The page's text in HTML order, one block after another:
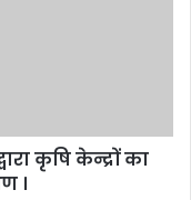
कृषि केन्द्रों का
।